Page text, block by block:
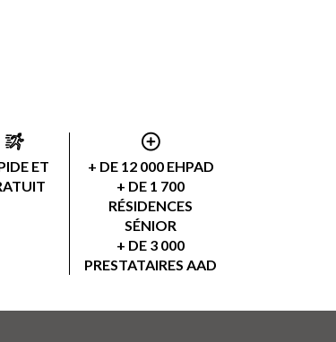
ET
+ DE 12 000 EHPAD
+ DE 1 700
RÉSIDENCES
SÉNIOR
+ DE 3 000
PRESTATAIRES AAD